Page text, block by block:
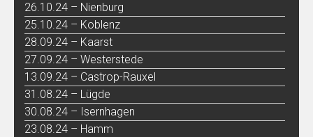
26.10.24 – Nienburg
25.10.24 – Koblenz
28.09.24 – Kaarst
27.09.24 – Westerstede
13.09.24 – Castrop-Rauxel
31.08.24 – Lügde
30.08.24 – Isernhagen
23.08.24 – Hamm